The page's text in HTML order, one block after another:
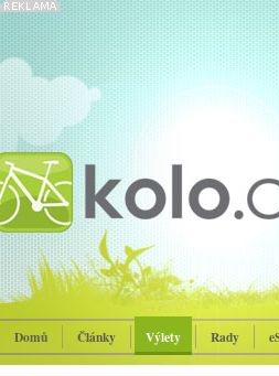
Domů Články Výlety Rady